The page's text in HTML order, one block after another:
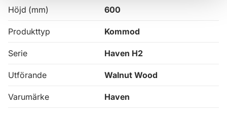
Höjd (mm) 600
Produkttyp Kommod
Serie Haven H2
Utförande Walnut Wood
Varumärke Haven